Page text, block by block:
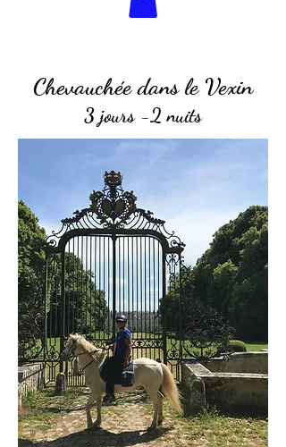
Chevauchée dans le Vexin
3 jours -2 nuits